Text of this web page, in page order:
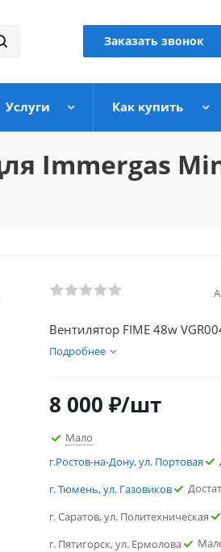
Заказать звонок
Услуги Как купить
Immergas
Вентилятор FIME 48w
Подробнее
8 000 ₽/шт
Мало
г.Ростов-на-Дону, ул. Портовая
г. Тюмень, ул. Газовиков
г. Саратов, ул. Политехническая
г. Пятигорск, ул. Ермолова